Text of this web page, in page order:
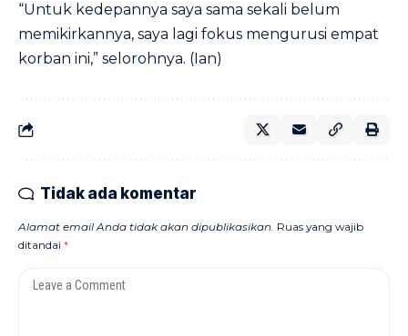
“Untuk kedepannya saya sama sekali belum
memikirkannya, saya lagi fokus mengurusi empat
korban ini,” selorohnya. (Ian)
Tidak ada komentar
Alamat email Anda tidak akan dipublikasikan. Ruas yang wajib
ditandai *